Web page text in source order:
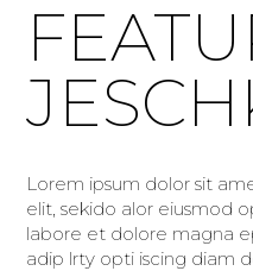
Lorem ipsum dolor sit
elit, sekido alor eiusmod
labore et dolore magna
adip lrty opti iscing diam